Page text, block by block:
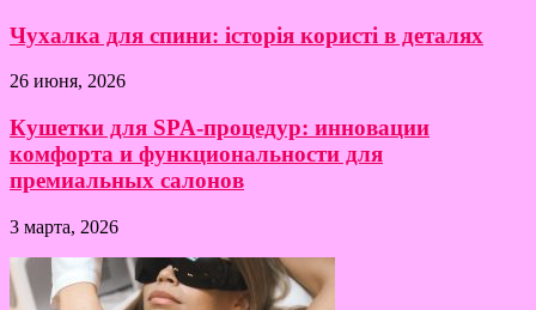
Чухалка для спини: історія користі в деталях
26 июня, 2026
Кушетки для SPA-процедур: инновации
комфорта и функциональности для
премиальных салонов
3 марта, 2026